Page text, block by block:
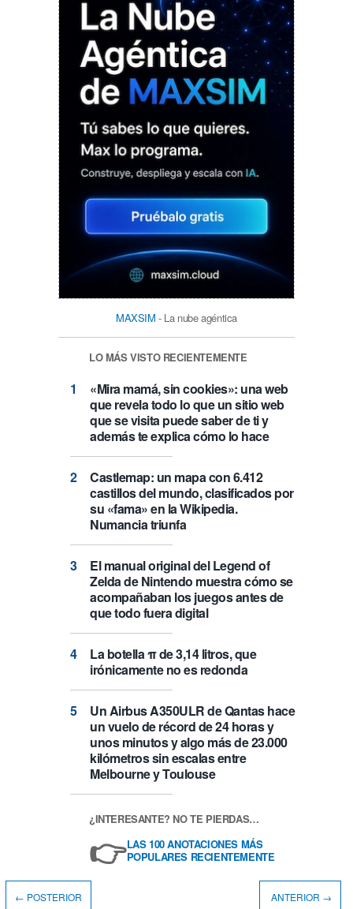
MAXSIM - La nube agéntica
LO MÁS VISTO RECIENTEMENTE
«Mira mamá, sin cookies»: una web
que revela todo lo que un sitio web
que se visita puede saber de ti y
además te explica cómo lo hace
Castlemap: un mapa con 6.412
castillos del mundo, clasificados por
su «fama» en la Wikipedia.
Numancia triunfa
El manual original del Legend of
Zelda de Nintendo muestra cómo se
acompañaban los juegos antes de
que todo fuera digital
La botella π de 3,14 litros, que
irónicamente no es redonda
Un Airbus A350ULR de Qantas hace
un vuelo de récord de 24 horas y
unos minutos y algo más de 23.000
kilómetros sin escalas entre
Melbourne y Toulouse
¿INTERESANTE? NO TE PIERDAS…
👉LAS 100 ANOTACIONES MÁS
POPULARES RECIENTEMENTE
← POSTERIOR ANTERIOR →